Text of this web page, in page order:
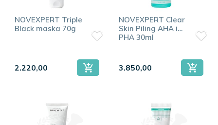
NOVEXPERT Triple
Black maska 70g
2.220,00
NOVEXPERT Clear
Skin Piling AHA i
PHA 30ml
3.850,00